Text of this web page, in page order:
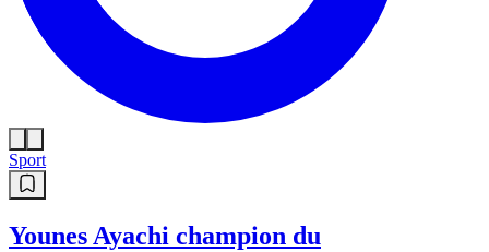
Sport
Younes Ayachi champion du